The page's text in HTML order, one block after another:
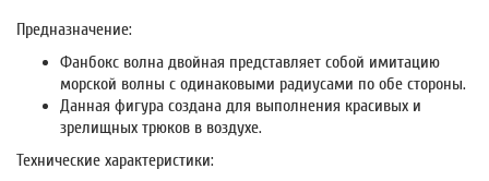
Предназначение:
Фанбокс волна двойная представляет собой имитацию
морской волны с одинаковыми радиусами по обе стороны.
Данная фигура создана для выполнения красивых и
зрелищных трюков в воздухе.
Технические характеристики: